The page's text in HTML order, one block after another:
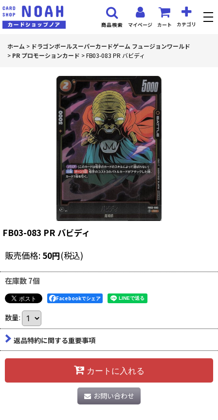
マイページ カート カテゴリ
商品検索
ホーム > ドラゴンボールスーパーカードゲーム フュージョンワールド
> PR プロモーションカード >FB03-083 PR バビディ
FB03-083 PR バビディ
販売価格: 50円(税込)
在庫数 7個
Facebookでシェア
数量:
返品特約に関する重要事項
カートに入れる
お問い合わせ